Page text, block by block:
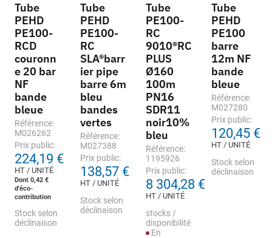
Tube
PEHD
PE100-
RCD
couronn
e 20 bar
NF
bande
bleue
Référence:
M026262
Prix public:
224,19 €
HT / UNITÉ
Dont 0,42 €
d'éco-
contribution
Stock selon
déclinaison
Tube
PEHD
PE100-
RC
SLA®barr
ier pipe
barre 6m
bleu
bandes
vertes
Référence:
M027388
Prix public:
138,57 €
HT / UNITÉ
Stock selon
déclinaison
Tube
PE100-
RC
9010®RC
PLUS
Ø160
100m
PN16
SDR11
noir10%
bleu
Référence:
1195926
Prix public:
8 304,28 €
HT / UNITÉ
stocks /
disponibilité
En
Tube
PEHD
PE100
barre
12m NF
bande
bleue
Référence:
M027280
Prix public:
120,45 €
HT / UNITÉ
Stock selon
déclinaison